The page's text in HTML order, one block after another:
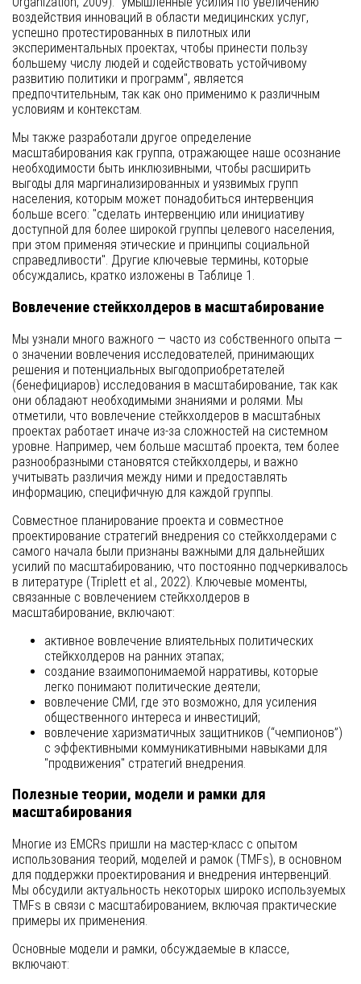
воздействия инноваций в области медицинских услуг,
успешно протестированных в пилотных или
экспериментальных проектах, чтобы принести пользу
большему числу людей и содействовать устойчивому
развитию политики и программ", является
предпочтительным, так как оно применимо к различным
условиям и контекстам.
Мы также разработали другое определение
масштабирования как группа, отражающее наше осознание
необходимости быть инклюзивными, чтобы расширить
выгоды для маргинализированных и уязвимых групп
населения, которым может понадобиться интервенция
больше всего: "сделать интервенцию или инициативу
доступной для более широкой группы целевого населения,
при этом применяя этические и принципы социальной
справедливости". Другие ключевые термины, которые
обсуждались, кратко изложены в Таблице 1.
Вовлечение стейкхолдеров в масштабирование
Мы узнали много важного — часто из собственного опыта —
о значении вовлечения исследователей, принимающих
решения и потенциальных выгодоприобретателей
(бенефициаров) исследования в масштабирование, так как
они обладают необходимыми знаниями и ролями. Мы
отметили, что вовлечение стейкхолдеров в масштабных
проектах работает иначе из-за сложностей на системном
уровне. Например, чем больше масштаб проекта, тем более
разнообразными становятся стейкхолдеры, и важно
учитывать различия между ними и предоставлять
информацию, специфичную для каждой группы.
Совместное планирование проекта и совместное
проектирование стратегий внедрения со стейкхолдерами с
самого начала были признаны важными для дальнейших
усилий по масштабированию, что постоянно подчеркивалось
в литературе (Triplett et al., 2022). Ключевые моменты,
связанные с вовлечением стейкхолдеров в
масштабирование, включают:
активное вовлечение влиятельных политических
стейкхолдеров на ранних этапах;
создание взаимопонимаемой нарративы, которые
легко понимают политические деятели;
вовлечение СМИ, где это возможно, для усиления
общественного интереса и инвестиций;
вовлечение харизматичных защитников (“чемпионов”)
с эффективными коммуникативными навыками для
"продвижения" стратегий внедрения.
Полезные теории, модели и рамки для
масштабирования
Многие из EMCRs пришли на мастер-класс с опытом
использования теорий, моделей и рамок (TMFs), в основном
для поддержки проектирования и внедрения интервенций.
Мы обсудили актуальность некоторых широко используемых
TMFs в связи с масштабированием, включая практические
примеры их применения.
Основные модели и рамки, обсуждаемые в классе,
включают: